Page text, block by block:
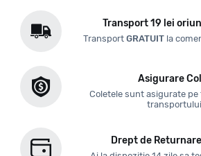
Transport 19 lei
Transport GRATUITla
Asigurare
Coletele sunt asigurate pe
transportului
Drept de